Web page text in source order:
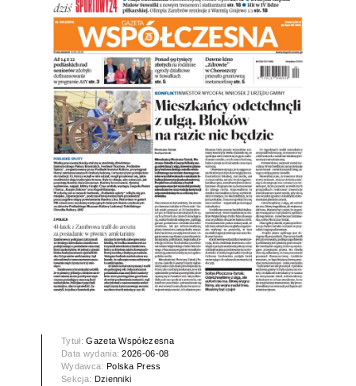
Tytuł:Gazeta Współczesna
Data wydania:2026-06-08
Wydawca: Polska Press
Sekcja: Dzienniki